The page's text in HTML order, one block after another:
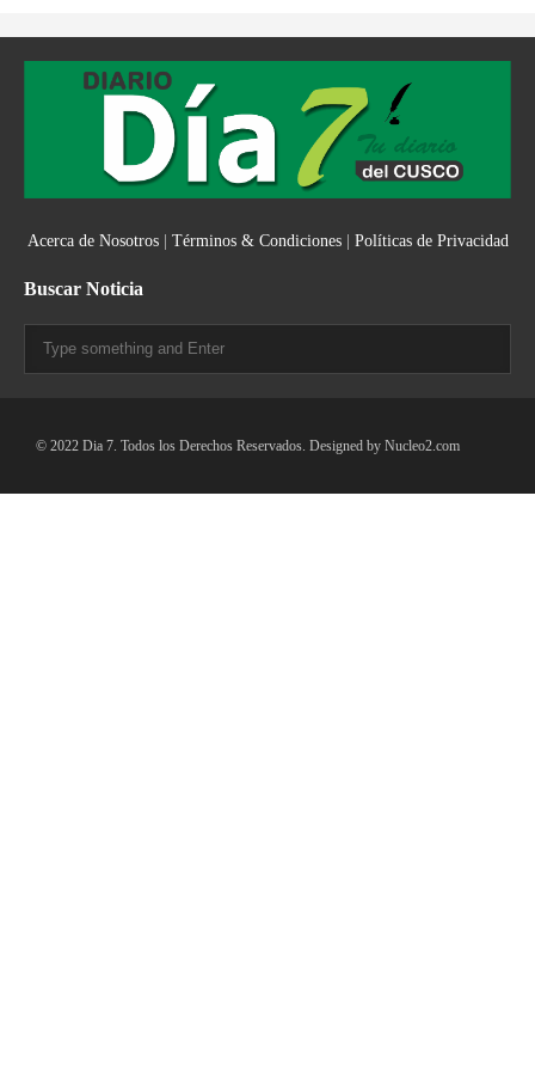
Acerca de Nosotros| Términos & Condiciones| Políticas de Privacidad
Buscar Noticia
© 2022 Dia 7. Todos los Derechos Reservados. Designed by Nucleo2.com